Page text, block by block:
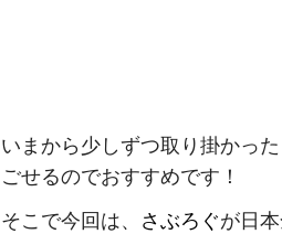
いまから少しずつ取り掛かっ
ごせるのでおすすめです！
そこで今回は、 さぶろぐが日